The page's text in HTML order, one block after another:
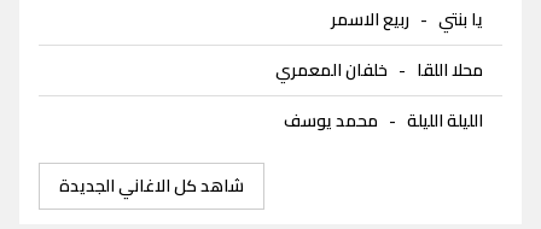
يا بنتي - ربيع الاسمر
محلا اللقا - خلفان المعمري
الليلة الليلة - محمد يوسف
شاهد كل الاغاني الجديدة